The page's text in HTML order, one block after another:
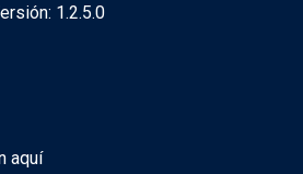
1.2.5.0
aquí